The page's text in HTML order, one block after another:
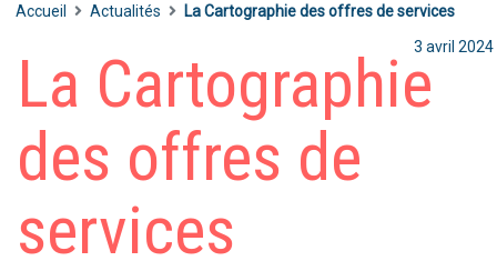
Accueil Actualités La Cartographie des offres de services
La Cartographie
des offres de
services
3 avril 2024